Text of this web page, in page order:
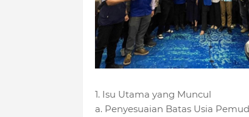
1. Isu Utama yang Muncul
a. Penyesuaian Batas Usia